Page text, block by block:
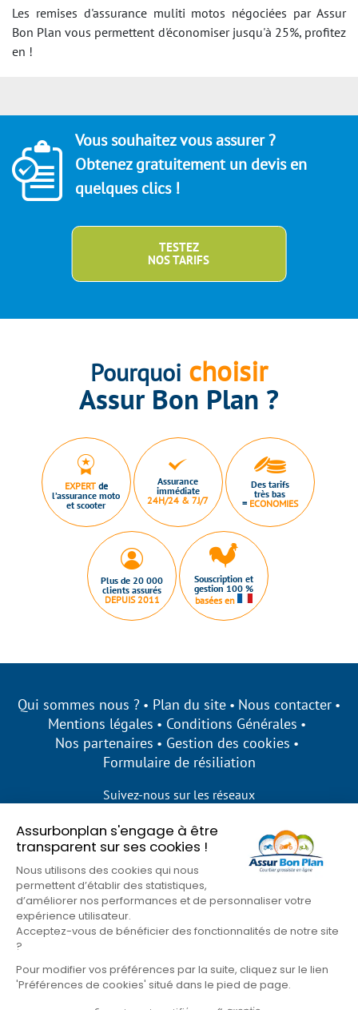
Assurbonplan s'engage à être
transparent sur ses cookies !
Nous utilisons des cookies qui nous
permettent d’établir des statistiques,
d’améliorer nos performances et de personnaliser votre
expérience utilisateur.
Acceptez-vous de bénéficier des fonctionnalités de notre site
?
Pour modifier vos préférences par la suite, cliquez sur le lien
'Préférences de cookies' situé dans le pied de page.
Les remises d'assurance muliti motos négociées par Assur
Bon Plan vous permettent d'économiser jusqu'à 25%, profitez
en !
Vous souhaitez vous assurer ?
Obtenez gratuitement un devis en
quelques clics !
TESTEZ
NOS TARIFS
Pourquoi choisir
Assur Bon Plan ?
EXPERTde
l’assurance moto
et scooter
Assurance
immédiate
24H/24 & 7J/7
Des tarifs
très bas
= ECONOMIES
Plus de 20 000
clients assurés
DEPUIS 2011
Souscription et
gestion 100 %
basées en
Qui sommes nous ? Plan du site
Nous contacter
Mentions légales
Conditions Générales
Nos partenaires
Gestion des cookies
Formulaire de résiliation
Suivez-nous sur les réseaux